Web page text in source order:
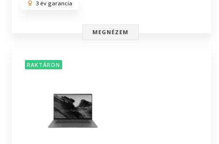
3 év garancia
MEGNÉZEM
RAKTÁRON